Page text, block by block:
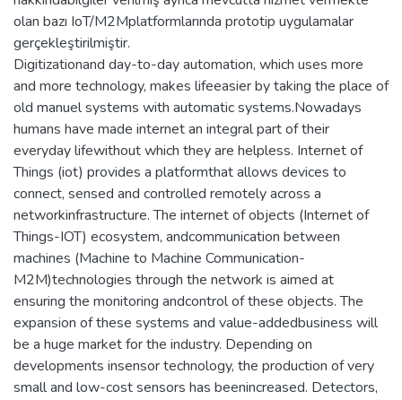
olan bazı IoT/M2Mplatformlarında prototip uygulamalar
gerçekleştirilmiştir.
Digitizationand day-to-day automation, which uses more
and more technology, makes lifeeasier by taking the place of
old manuel systems with automatic systems.Nowadays
humans have made internet an integral part of their
everyday lifewithout which they are helpless. Internet of
Things (iot) provides a platformthat allows devices to
connect, sensed and controlled remotely across a
networkinfrastructure. The internet of objects (Internet of
Things-IOT) ecosystem, andcommunication between
machines (Machine to Machine Communication-
M2M)technologies through the network is aimed at
ensuring the monitoring andcontrol of these objects. The
expansion of these systems and value-addedbusiness will
be a huge market for the industry. Depending on
developments insensor technology, the production of very
small and low-cost sensors has beenincreased. Detectors,